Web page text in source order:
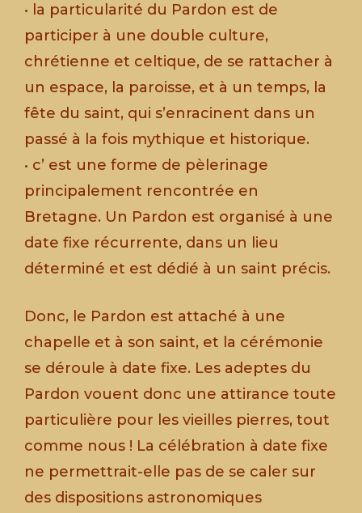
• la particularité du Pardon est de
participer à une double culture,
chrétienne et celtique, de se rattacher à
un espace, la paroisse, et à un temps, la
fête du saint, qui s’enracinent dans un
passé à la fois mythique et historique.
• c’ est une forme de pèlerinage
principalement rencontrée en
Bretagne. Un Pardon est organisé à une
date fixe récurrente, dans un lieu
déterminé et est dédié à un saint précis.
Donc, le Pardon est attaché à une
chapelle et à son saint, et la cérémonie
se déroule à date fixe. Les adeptes du
Pardon vouent donc une attirance toute
particulière pour les vieilles pierres, tout
comme nous ! La célébration à date fixe
ne permettrait-elle pas de se caler sur
des dispositions astronomiques